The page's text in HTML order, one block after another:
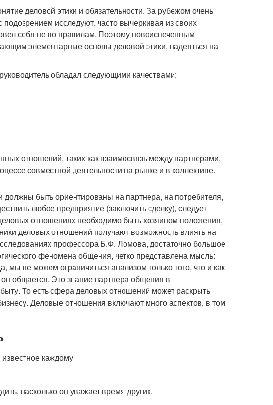
деловой этики и обязательности. За рубежом очень
исследуют, часто вычеркивая из своих
себя не по правилам. Поэтому новоиспеченным
элементарные основы деловой этики, надеяться на
обладал следующими качествами:
отношений, таких как взаимосвязь между партнерами,
совместной деятельности на рынке и в коллективе.
быть ориентированы на партнера, на потребителя,
любое предприятие (заключить сделку), следует
отношениях необходимо быть хозяином положения,
деловых отношений получают возможность влиять на
профессора Б.Ф. Ломова, достаточно большое
феномена общения, четко представлена мысль:
мы не можем ограничиться анализом только того, что и как
общается. Это знание партнера общения в
То есть сфера деловых отношений может раскрыть
Деловые отношения включают много аспектов, в том
каждому.
насколько он уважает время других.